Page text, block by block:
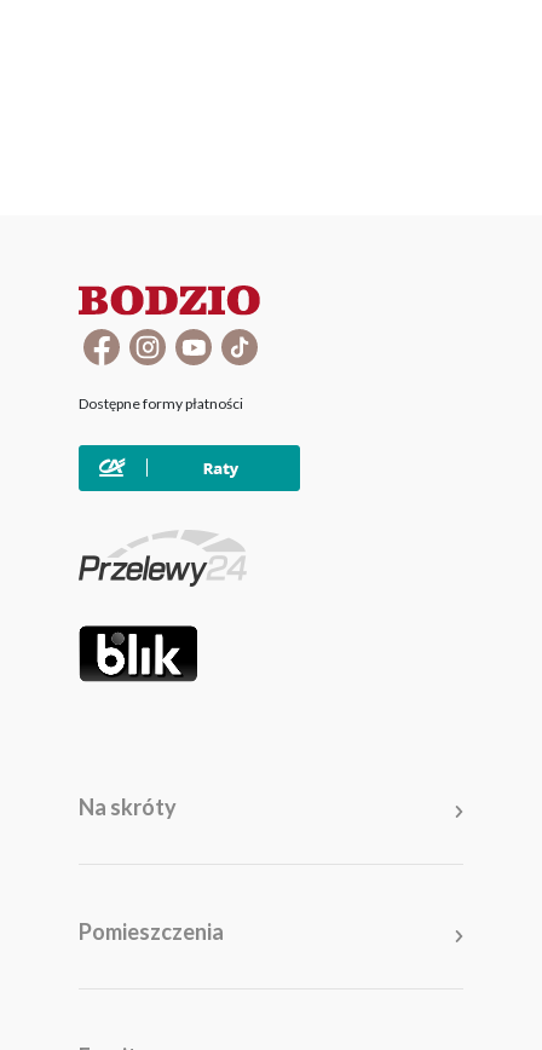
Dostępne formy płatności
Na skróty
Pomieszczenia